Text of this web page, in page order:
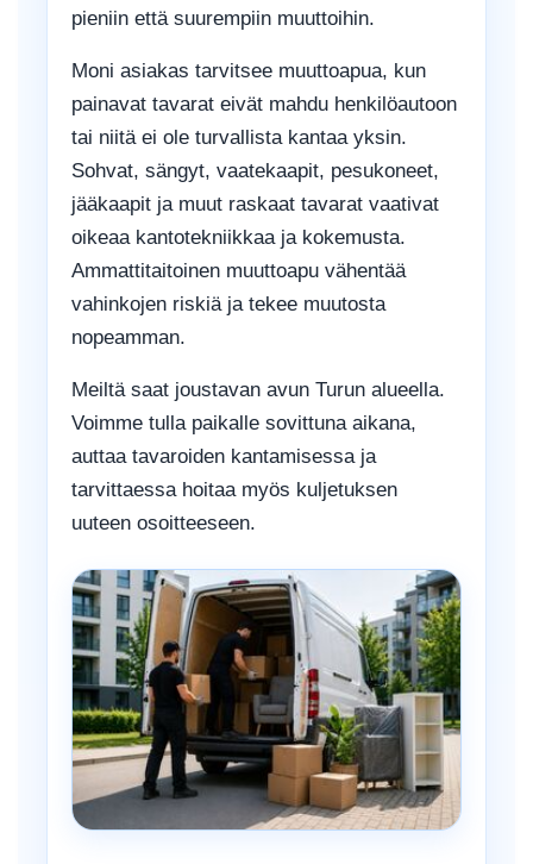
pieniin että suurempiin muuttoihin.
Moni asiakas tarvitsee muuttoapua, kun
painavat tavarat eivät mahdu henkilöautoon
tai niitä ei ole turvallista kantaa yksin.
Sohvat, sängyt, vaatekaapit, pesukoneet,
jääkaapit ja muut raskaat tavarat vaativat
oikeaa kantotekniikkaa ja kokemusta.
Ammattitaitoinen muuttoapu vähentää
vahinkojen riskiä ja tekee muutosta
nopeamman.
Meiltä saat joustavan avun Turun alueella.
Voimme tulla paikalle sovittuna aikana,
auttaa tavaroiden kantamisessa ja
tarvittaessa hoitaa myös kuljetuksen
uuteen osoitteeseen.